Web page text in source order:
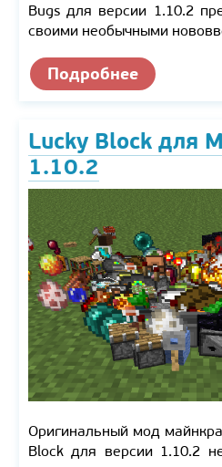
Bugs для версии 1.10.2
своими необычными
Подробнее
Lucky Block для
1.10.2
Оригинальный мод
Block для версии 1.10.2